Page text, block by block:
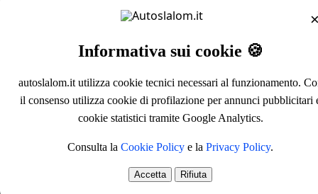
Informativa sui cookie 🍪
autoslalom.it utilizza cookie tecnici necessari al funzionamento.
il consenso utilizza cookie di profilazione per annunci pubblicitari
cookie statistici tramite Google Analytics.
Consulta la Cookie Policy e la Privacy Policy.
Accetta Rifiuta